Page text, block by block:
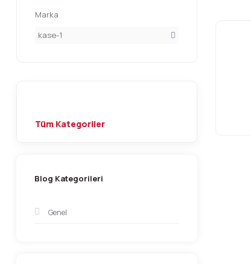
Marka
kase-1
Tüm Kategoriler
Blog Kategorileri
Genel